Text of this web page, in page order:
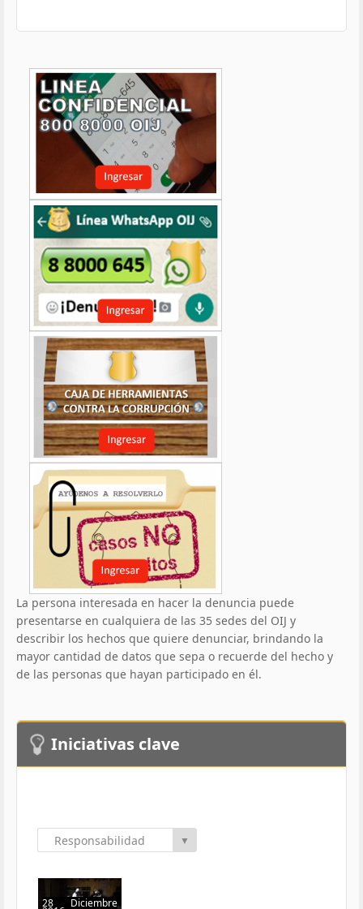
La persona interesada en hacer la denuncia puede
presentarse en cualquiera de las 35 sedes del OIJ y
describir los hechos que quiere denunciar, brindando la
mayor cantidad de datos que sepa o recuerde del hecho y
de las personas que hayan participado en él.
Iniciativas clave
Responsabilidad
▼
28 Diciembre